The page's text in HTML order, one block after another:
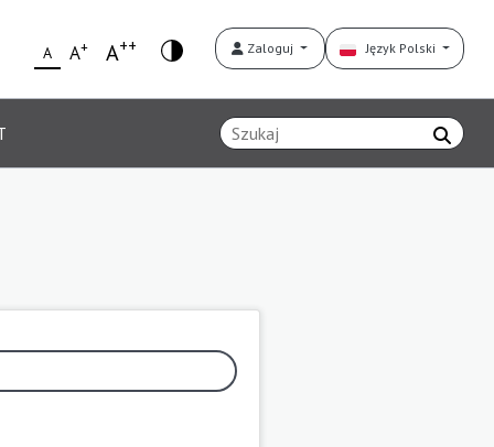
A A+ A++ Zaloguj Język Polski